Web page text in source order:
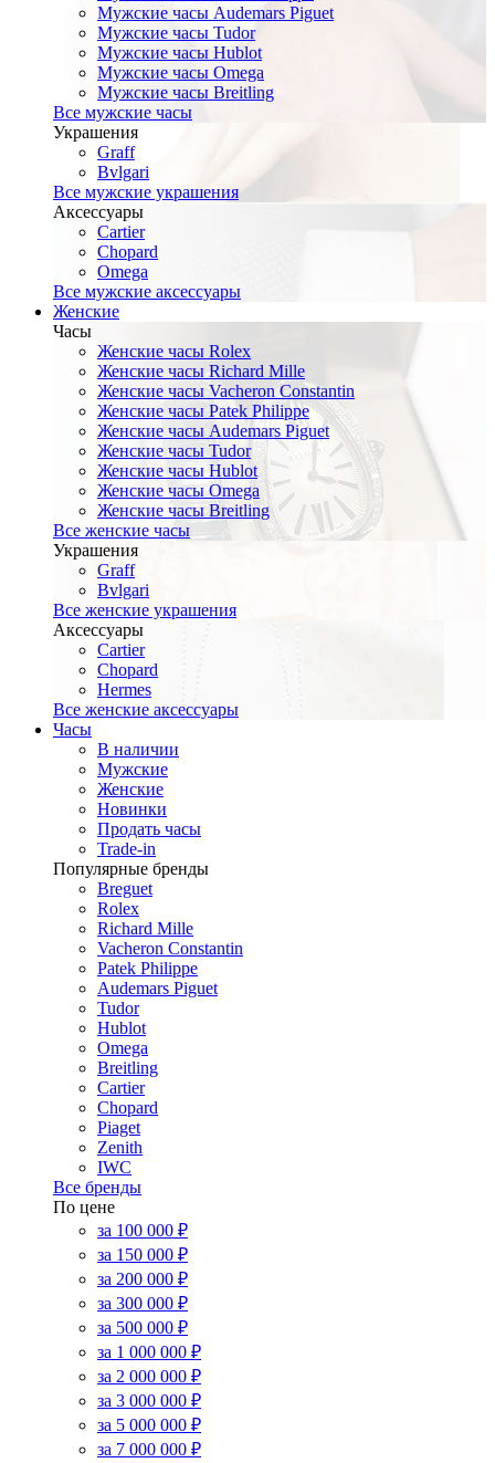
Мужские часы Audemars Piguet
Мужские часы Tudor
Мужские часы Hublot
Мужские часы Omega
Мужские часы Breitling
Все мужские часы
Украшения
Graff
Bvlgari
Все мужские украшения
Аксессуары
Cartier
Chopard
Omega
Все мужские аксессуары
Женские
Часы
Женские часы Rolex
Женские часы Richard Mille
Женские часы Vacheron Constantin
Женские часы Patek Philippe
Женские часы Audemars Piguet
Женские часы Tudor
Женские часы Hublot
Женские часы Omega
Женские часы Breitling
Все женские часы
Украшения
Graff
Bvlgari
Все женские украшения
Аксессуары
Cartier
Chopard
Hermes
Все женские аксессуары
Часы
В наличии
Мужские
Женские
Новинки
Продать часы
Trade-in
Популярные бренды
Breguet
Rolex
Richard Mille
Vacheron Constantin
Patek Philippe
Audemars Piguet
Tudor
Hublot
Omega
Breitling
Cartier
Chopard
Piaget
Zenith
IWC
Все бренды
По цене
за 100 000 ₽
за 150 000 ₽
за 200 000 ₽
за 300 000 ₽
за 500 000 ₽
за 1 000 000 ₽
за 2 000 000 ₽
за 3 000 000 ₽
за 5 000 000 ₽
за 7 000 000 ₽